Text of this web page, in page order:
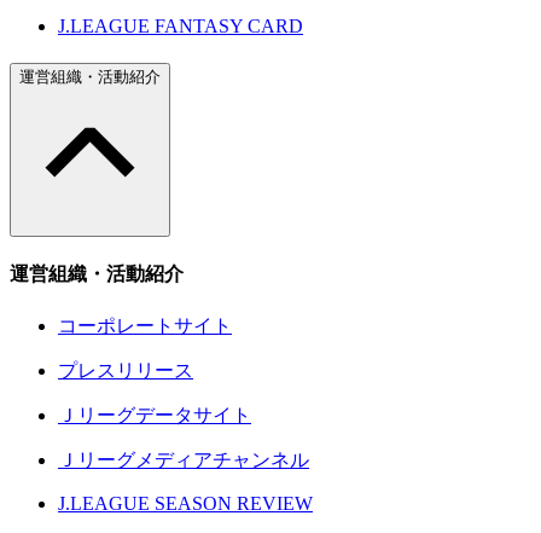
J.LEAGUE FANTASY CARD
運営組織・活動紹介
運営組織・活動紹介
コーポレートサイト
プレスリリース
Ｊリーグデータサイト
Ｊリーグメディアチャンネル
J.LEAGUE SEASON REVIEW